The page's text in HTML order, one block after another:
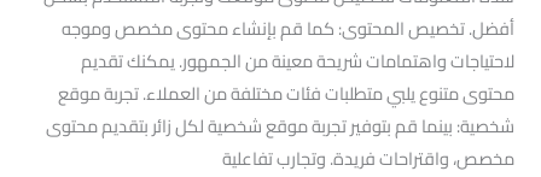
أفضل. تخصيص المحتوى: كما قم بإنشاء محتوى مخصص وموجه
لاحتياجات واهتمامات شريحة معينة من الجمهور. يمكنك تقديم
محتوى متنوع يلبي متطلبات فئات مختلفة من العملاء. تجربة موقع
شخصية: بينما قم بتوفير تجربة موقع شخصية لكل زائر بتقديم محتوى
مخصص، واقتراحات فريدة. وتجارب تفاعلية